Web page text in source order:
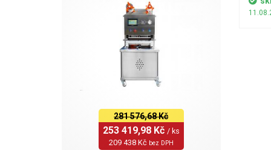
281 576,68 Kč
253 419,98 Kč / ks
209 438 Kč bez DPH
což